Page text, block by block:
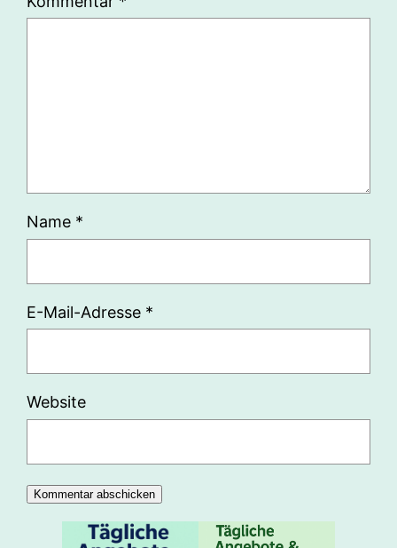
Name *
E-Mail-Adresse *
Website